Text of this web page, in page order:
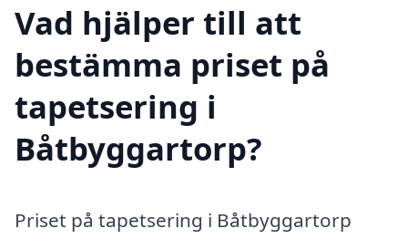
Vad hjälper till att
bestämma priset på
tapetsering i
Båtbyggartorp?
Priset på tapetsering i Båtbyggartorp